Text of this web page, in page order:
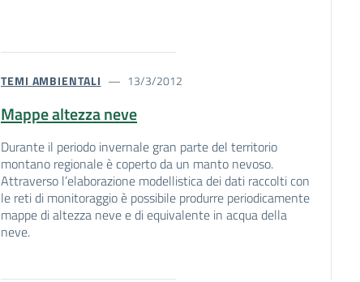
TEMI AMBIENTALI 13/3/2012
Mappe altezza neve
Durante il periodo invernale gran parte del territorio
montano regionale è coperto da un manto nevoso.
Attraverso l’elaborazione modellistica dei dati raccolti con
le reti di monitoraggio è possibile produrre periodicamente
mappe di altezza neve e di equivalente in acqua della
neve.